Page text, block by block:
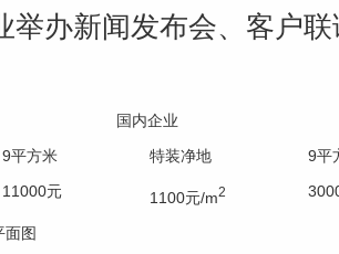
举办新闻发布会、客户
国内企业
9平方米 特装净地 9平
11000元 1100元/m2
图